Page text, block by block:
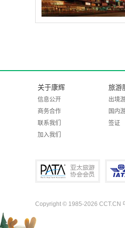
关于康辉
信息公开
商务合作
联系我们
加入我们
旅游
出境
国内
签证
Copyright © 1985-2026 CCT.CN